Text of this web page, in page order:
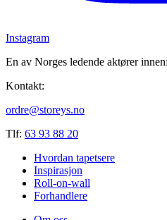
Instagram
En av Norges ledende aktører
Kontakt:
ordre@storeys.no
Tlf: 63 93 88 20
Hvordan tapetsere
Inspirasjon
Roll-on-wall
Forhandlere